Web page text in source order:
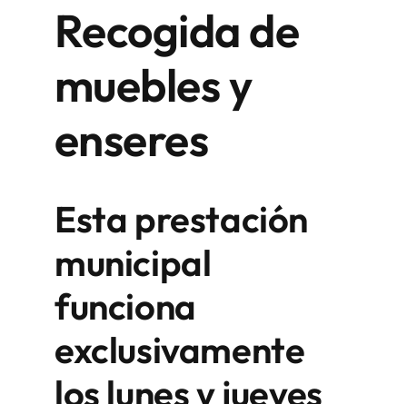
Recogida de
muebles y
enseres
Esta prestación
municipal
funciona
exclusivamente
los lunes y jueves